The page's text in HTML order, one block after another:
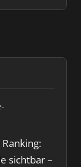
sichtbar –